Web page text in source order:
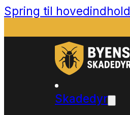
Spring til hovedindhold
Skadedyr